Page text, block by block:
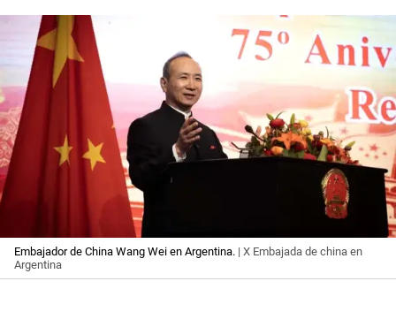
Embajador de China Wang Wei en Argentina. | X Embajada de china en
Argentina